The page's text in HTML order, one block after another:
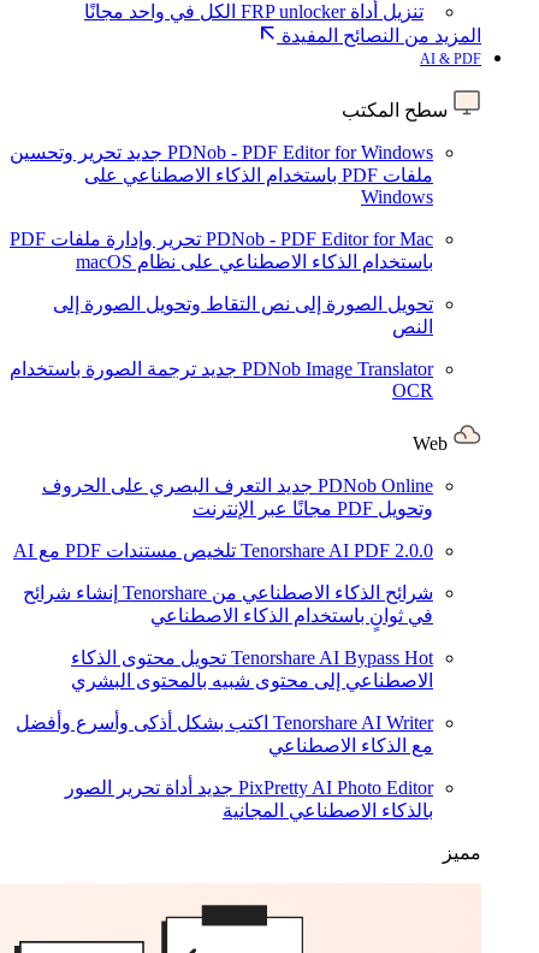
تنزيل أداة FRP unlocker الكل في واحد مجانًا
المزيد من النصائح المفيدة
AI & PDF
سطح المكتب
PDNob - PDF Editor for Windows جديد تحرير وتحسين
ملفات PDF باستخدام الذكاء الاصطناعي على
Windows
PDNob - PDF Editor for Mac
تحرير وإدارة ملفات PDF
باستخدام الذكاء الاصطناعي على نظام macOS
تحويل الصورة إلى نص التقاط وتحويل الصورة إلى
النص
PDNob Image Translator جديد ترجمة الصورة باستخدام
OCR
PDNob Online جديد التعرف البصري على الحروف
وتحويل PDF مجانًا عبر الإنترنت
Tenorshare AI PDF 2.0.0 تلخيص مستندات PDF مع AI
شرائح الذكاء الاصطناعي من Tenorshare
إنشاء شرائح
في ثوانٍ باستخدام الذكاء الاصطناعي
Tenorshare AI Bypass Hot
تحويل محتوى الذكاء
الاصطناعي إلى محتوى شبيه بالمحتوى البشري
Tenorshare AI Writer اكتب بشكل أذكى وأسرع وأفضل
مع الذكاء الاصطناعي
PixPretty AI Photo Editor جديد أداة تحرير الصور
بالذكاء الاصطناعي المجانية
مميز